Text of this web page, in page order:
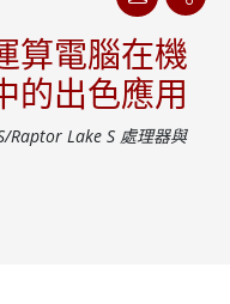
算電腦在機
的出色應用
Lake S 處理器與